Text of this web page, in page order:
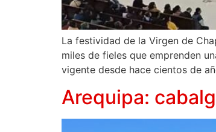
La festividad de la Virgen de
miles de fieles que emprenden
vigente desde hace cientos de
Arequipa: